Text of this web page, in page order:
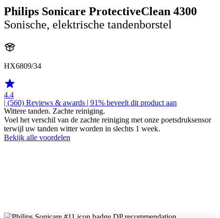
Philips Sonicare ProtectiveClean 4300
Sonische, elektrische tandenborstel
HX6809/34
4.4
| (560) Reviews & awards | 91% beveelt dit product aan
Wittere tanden. Zachte reiniging.
Voel het verschil van de zachte reiniging met onze poetsdruksensor
terwijl uw tanden witter worden in slechts 1 week.
Bekijk alle voordelen